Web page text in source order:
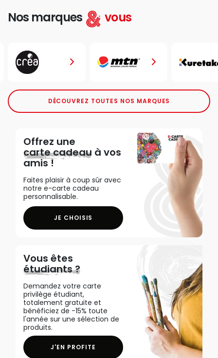
Nos marques vous
DÉCOUVREZ TOUTES NOS MARQUES
Offrez une
carte cadeau à vos
amis !
Faites plaisir à coup sûr avec
notre e-carte cadeau
personnalisable.
JE CHOISIS
Vous êtes
étudiants ?
Demandez votre carte
privilège étudiant,
totalement gratuite et
bénéficiez de -15% toute
l'année sur une sélection de
produits.
J'EN PROFITE